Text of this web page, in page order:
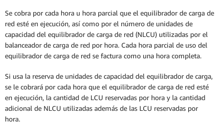
Se cobra por cada hora u hora parcial que el equilibrador de carga de
red esté en ejecución, así como por el número de unidades de
capacidad del equilibrador de carga de red (NLCU) utilizadas por el
balanceador de carga de red por hora. Cada hora parcial de uso del
equilibrador de carga de red se factura como una hora completa.
Si usa la reserva de unidades de capacidad del equilibrador de carga,
se le cobrará por cada hora que el equilibrador de carga de red esté
en ejecución, la cantidad de LCU reservadas por hora y la cantidad
adicional de NLCU utilizadas además de las LCU reservadas por
hora.